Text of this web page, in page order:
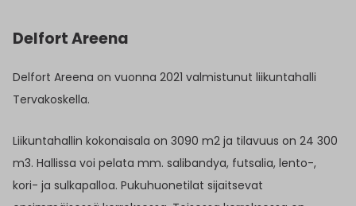
Delfort Areena
Delfort Areena on vuonna 2021 valmistunut liikuntahalli
Tervakoskella.
Liikuntahallin kokonaisala on 3090 m2 ja tilavuus on 24 300
m3. Hallissa voi pelata mm. salibandya, futsalia, lento-,
kori- ja sulkapalloa. Pukuhuonetilat sijaitsevat